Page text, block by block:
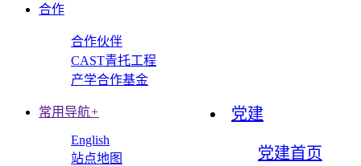
合作
合作伙伴
CAST青托工程
产学合作基金
党建
党建首页
常用导航+
English
站点地图